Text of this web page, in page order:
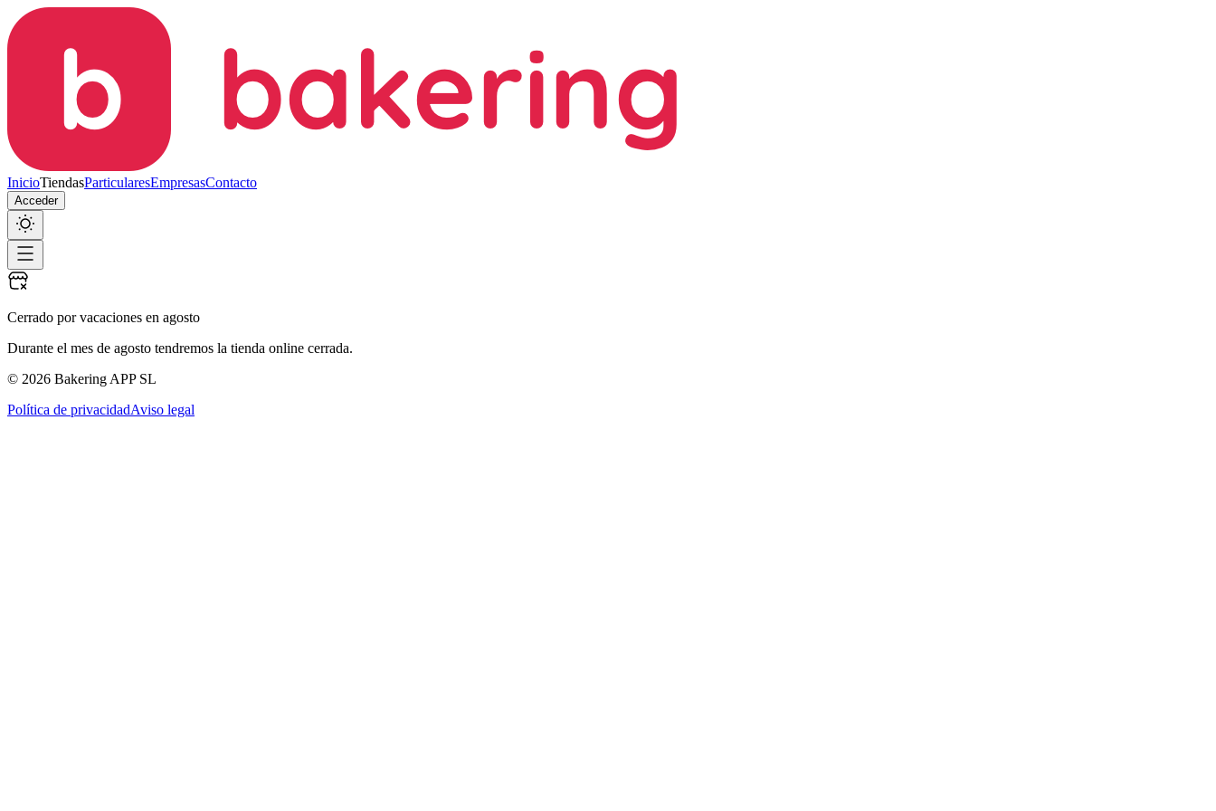
InicioTiendasParticularesEmpresasContacto
Acceder
Cerrado por vacaciones en agosto
Durante el mes de agosto tendremos la tienda online cerrada.
© 2026 Bakering APP SL
Política de privacidadAviso legal